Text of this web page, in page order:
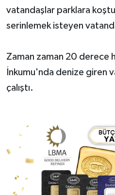
vatandaşlar parklara
serinlemek isteyen
Zaman zaman 20 derece
İnkumu'nda denize giren
çalıştı.
Yerel Yönetimler
YEREL